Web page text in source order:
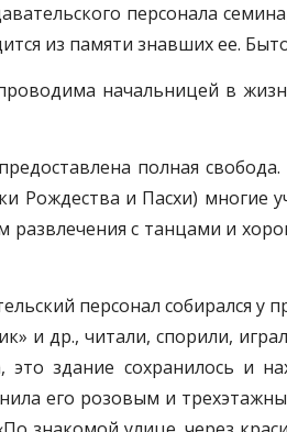
персонала
из памяти знавших ее.
начальницей в
полная
Рождества и Пасхи)
развлечения с танцами и
персонал собирался
и др., читали, спорили,
здание сохранилось и
его розовым и